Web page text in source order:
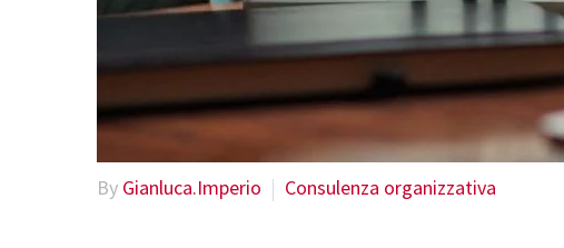
By Gianluca.Imperio Consulenza organizzativa